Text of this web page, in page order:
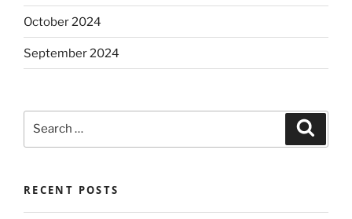
October 2024
September 2024
RECENT POSTS